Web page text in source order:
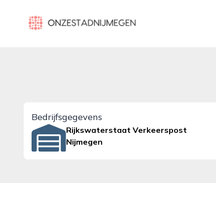
onzestadnijmegen.nl
Bedrijfsgegevens
Rijkswaterstaat Verkeerspost
Nijmegen